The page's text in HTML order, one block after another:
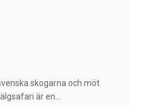
skogarna och möt
är en...